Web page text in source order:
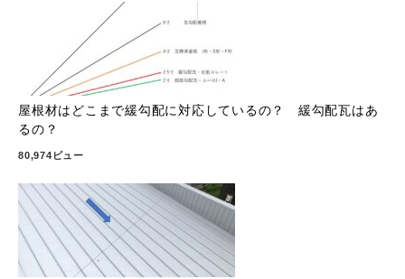
屋根材はどこまで緩勾配に対応しているの？ 緩勾配瓦はあ
るの？
80,974ビュー